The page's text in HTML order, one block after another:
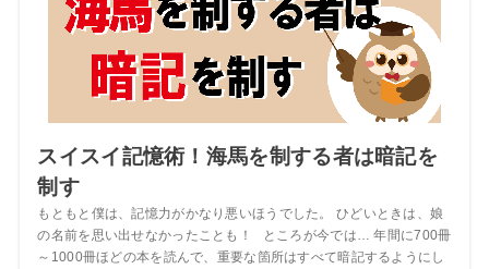
スイスイ記憶術！海馬を制する者は暗記を
制す
もともと僕は、記憶力がかなり悪いほうでした。 ひどいときは、娘
の名前を思い出せなかったことも！ ところが今では… 年間に700冊
～1000冊ほどの本を読んで、重要な箇所はすべて暗記するようにし